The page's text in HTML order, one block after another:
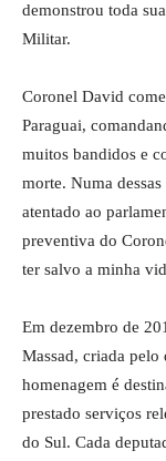
demonstrou toda
Militar.
Coronel David
Paraguai,
muitos bandidos e
morte. Numa
atentado ao
preventiva do
ter salvo a minha
Em dezembro de
Massad, criada
homenagem é
prestado serviços
do Sul. Cada